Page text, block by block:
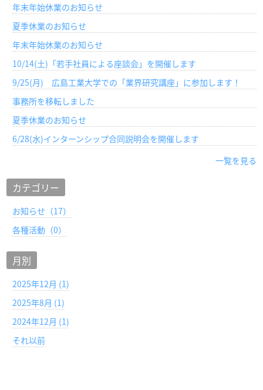
年末年始休業のお知らせ
夏季休業のお知らせ
年末年始休業のお知らせ
10/14(土)「若手社員による座談会」を開催します
9/25(月) 広島工業大学での「業界研究講座」に参加します！
事務所を移転しました
夏季休業のお知らせ
6/28(水)インターンシップ合同説明会を開催します
一覧を見る
カテゴリー
お知らせ（17）
各種活動（0）
月別
2025年12月 (1)
2025年8月 (1)
2024年12月 (1)
それ以前